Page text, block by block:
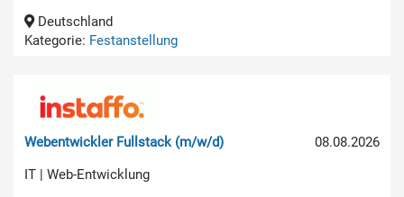
Deutschland
Kategorie: Festanstellung
08.08.2026
Webentwickler Fullstack (m/w/d)
IT | Web-Entwicklung